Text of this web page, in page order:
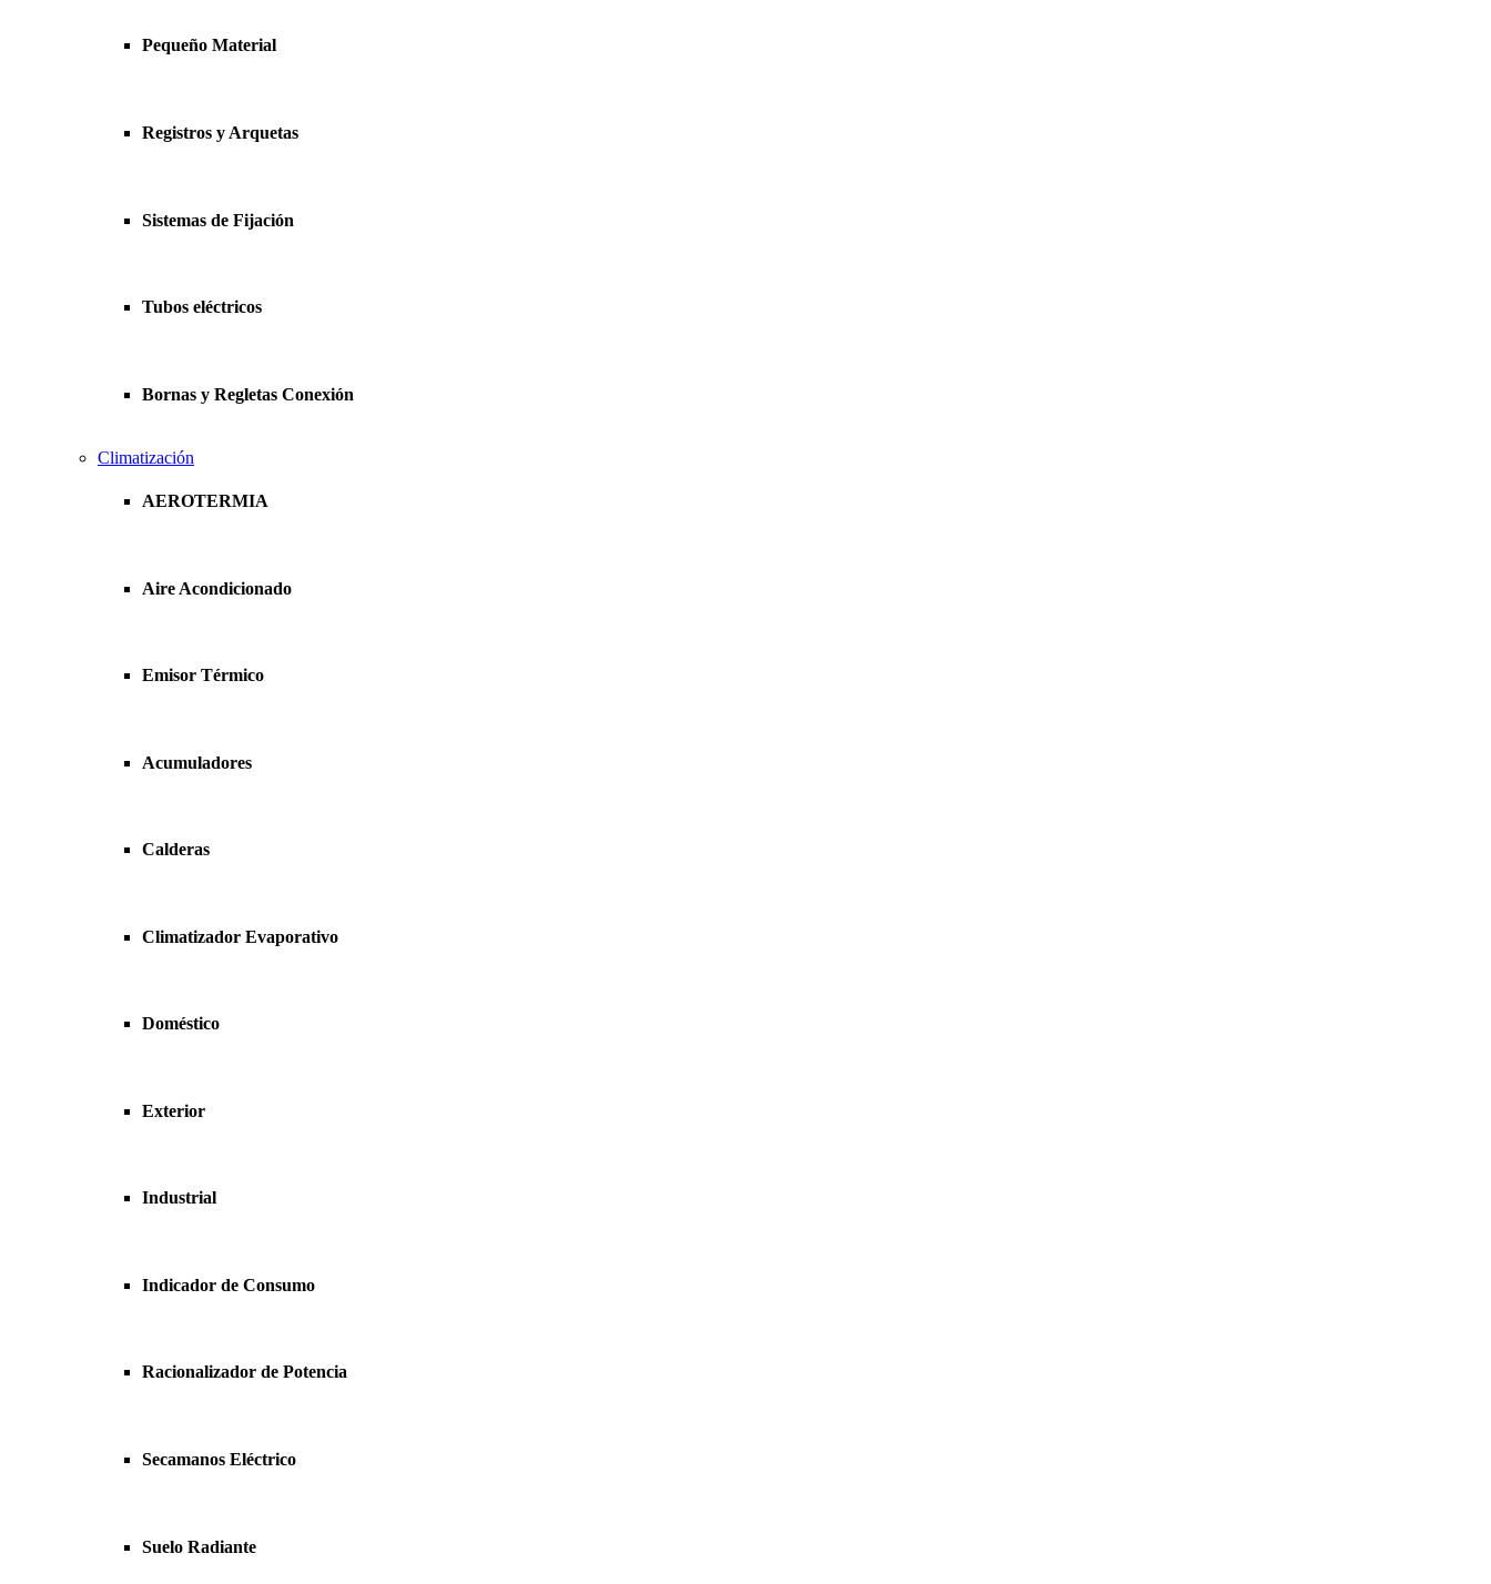
Pequeño Material
Registros y Arquetas
Sistemas de Fijación
Tubos eléctricos
Bornas y Regletas Conexión
Climatización
AEROTERMIA
Aire Acondicionado
Emisor Térmico
Acumuladores
Calderas
Climatizador Evaporativo
Doméstico
Exterior
Industrial
Indicador de Consumo
Racionalizador de Potencia
Secamanos Eléctrico
Suelo Radiante